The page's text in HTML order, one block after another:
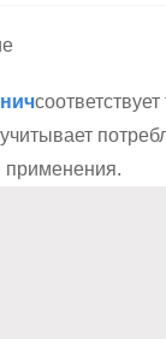
применения.